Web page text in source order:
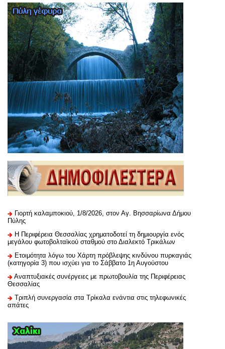
Γιορτή καλαμποκιού, 1/8/2026, στον Αγ. Βησσαρίωνα Δήμου
Πύλης
H Περιφέρεια Θεσσαλίας χρηματοδοτεί τη δημιουργία ενός
μεγάλου φωτοβολταϊκού σταθμού στο Διαλεκτό Τρικάλων
Ετοιμότητα λόγω του Χάρτη πρόβλεψης κινδύνου πυρκαγιάς
(κατηγορία 3) που ισχύει για το Σάββατο 1η Αυγούστου
Αναπτυξιακές συνέργειες με πρωτοβουλία της Περιφέρειας
Θεσσαλίας
Τριπλή συνεργασία στα Τρίκαλα ενάντια στις τηλεφωνικές
απάτες